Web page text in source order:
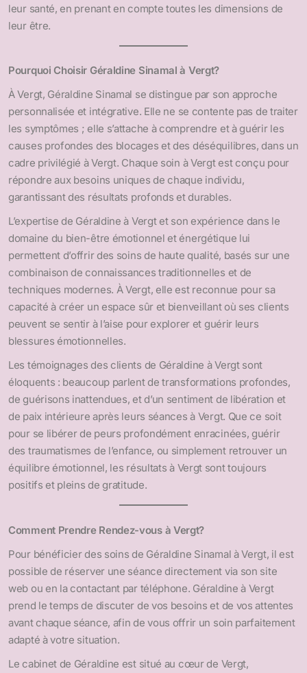
leur santé, en prenant en compte toutes les dimensions de
leur être.
Pourquoi Choisir Géraldine Sinamal à Vergt?
À Vergt, Géraldine Sinamal se distingue par son approche
personnalisée et intégrative. Elle ne se contente pas de traiter
les symptômes ; elle s’attache à comprendre et à guérir les
causes profondes des blocages et des déséquilibres, dans un
cadre privilégié à Vergt. Chaque soin à Vergt est conçu pour
répondre aux besoins uniques de chaque individu,
garantissant des résultats profonds et durables.
L’expertise de Géraldine à Vergt et son expérience dans le
domaine du bien-être émotionnel et énergétique lui
permettent d’offrir des soins de haute qualité, basés sur une
combinaison de connaissances traditionnelles et de
techniques modernes. À Vergt, elle est reconnue pour sa
capacité à créer un espace sûr et bienveillant où ses clients
peuvent se sentir à l’aise pour explorer et guérir leurs
blessures émotionnelles.
Les témoignages des clients de Géraldine à Vergt sont
éloquents : beaucoup parlent de transformations profondes,
de guérisons inattendues, et d’un sentiment de libération et
de paix intérieure après leurs séances à Vergt. Que ce soit
pour se libérer de peurs profondément enracinées, guérir
des traumatismes de l’enfance, ou simplement retrouver un
équilibre émotionnel, les résultats à Vergt sont toujours
positifs et pleins de gratitude.
Comment Prendre Rendez-vous à Vergt?
Pour bénéficier des soins de Géraldine Sinamal à Vergt, il est
possible de réserver une séance directement via son site
web ou en la contactant par téléphone. Géraldine à Vergt
prend le temps de discuter de vos besoins et de vos attentes
avant chaque séance, afin de vous offrir un soin parfaitement
adapté à votre situation.
Le cabinet de Géraldine est situé au cœur de Vergt,